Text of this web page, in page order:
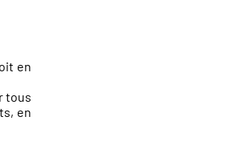
en
tous
en